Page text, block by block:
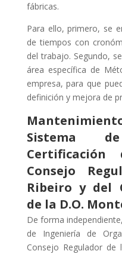
fábricas.
Para ello, primero, se
de tiempos con
del trabajo. Segundo,
área específica de
empresa, para que
definición y mejora de
Sistema
Consejo
Ribeiro y del
de la D.O.
De forma
de Ingeniería de
Consejo Regulador